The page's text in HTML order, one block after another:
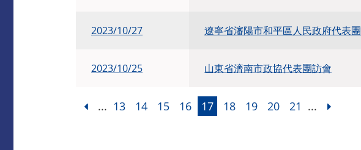
2023/10/27 遼寧省瀋陽市和平區人民政府代表
2023/10/25 山東省濟南市政協代表團訪會
... 13 14 15 16 17 18 19 20 21 ...